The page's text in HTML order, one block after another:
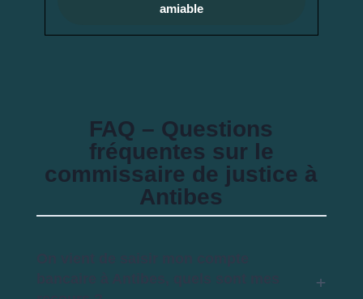
amiable
FAQ – Questions
fréquentes sur le
commissaire de justice à
Antibes